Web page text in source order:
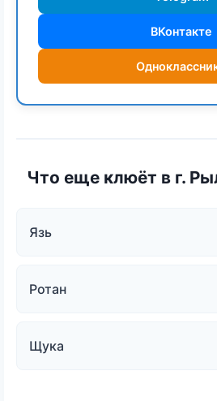
ВКонтакте
Что еще клюёт в г.
Язь
Ротан
Щука